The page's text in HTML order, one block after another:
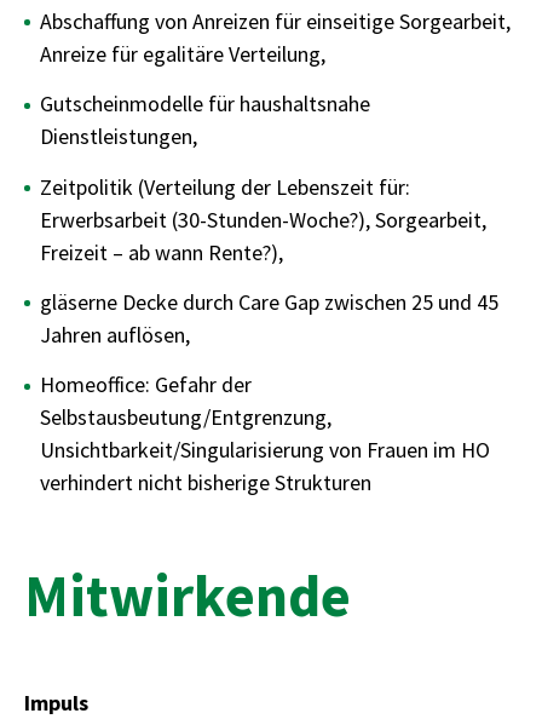
Abschaffung von Anreizen für einseitige Sorgearbeit,
Anreize für egalitäre Verteilung,
Gutscheinmodelle für haushaltsnahe
Dienstleistungen,
Zeitpolitik (Verteilung der Lebenszeit für:
Erwerbsarbeit (30-Stunden-Woche?), Sorgearbeit,
Freizeit – ab wann Rente?),
gläserne Decke durch Care Gap zwischen 25 und 45
Jahren auflösen,
Homeoffice: Gefahr der
Selbstausbeutung/Entgrenzung,
Unsichtbarkeit/Singularisierung von Frauen im HO
verhindert nicht bisherige Strukturen
Mitwirkende
Impuls